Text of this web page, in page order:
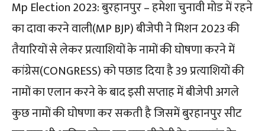
Mp Election 2023: बुरहानपुर – हमेशा चुनावी मोड में रहने
का दावा करने वाली(MP BJP) बीजेपी ने मिशन 2023 की
तैयारियों से लेकर प्रत्याशियों के नामों की घोषणा करने में
कांग्रेस(CONGRESS) को पछाड दिया है 39 प्रत्याशियों की
नामों का एलान करने के बाद इसी सप्ताह में बीजेपी अगले
कुछ नामों की घोषणा कर सकती है जिसमें बुरहानपुर सीट